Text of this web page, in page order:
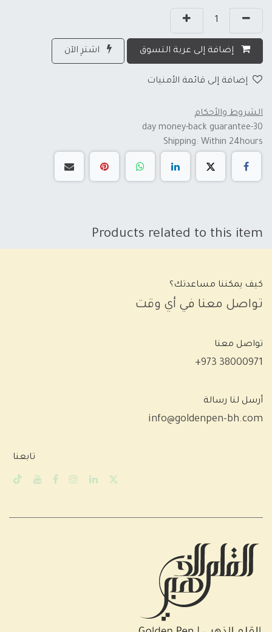
إضافة إلى عربة التسوق اشترِ الآن
إضافة إلى قائمة الأمنيات
الشروط والأحكام
30-day money-back guarantee
Shipping: Within 24hours
Products related to this item
كيف يمكننا مساعدتك؟
تواصل معنا في أي وقت
تواصل معنا
+973 38000971
أرسل لنا رسالة
info@goldenpen-bh.com
تابعنا